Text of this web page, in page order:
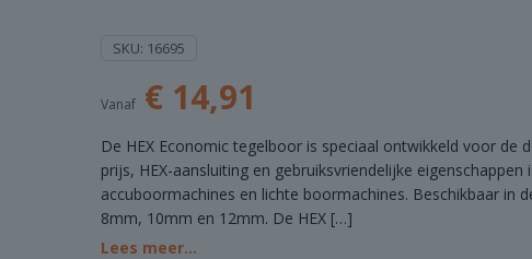
SKU: 16695
Vanaf € 14,91
De HEX Economic tegelboor is speciaal ontwikkeld voor de
prijs, HEX-aansluiting en gebruiksvriendelijke
accuboormachines en lichte boormachines. Beschikbaar in
8mm, 10mm en 12mm. De HEX […]
Lees meer...